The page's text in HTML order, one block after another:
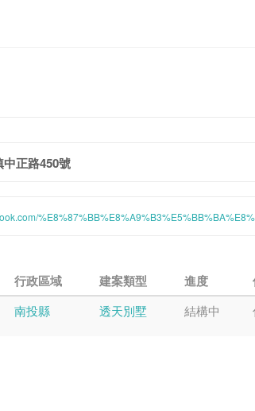
正路450號
行政區域 建案類型 進度
南投縣 透天別墅 結構中